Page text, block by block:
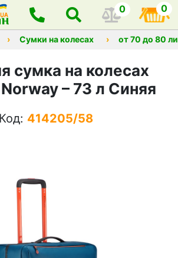
0 0
Сумки на колесах от 70 до 80
сумка на колесах
– 73 л Синяя
Код: 414205/58